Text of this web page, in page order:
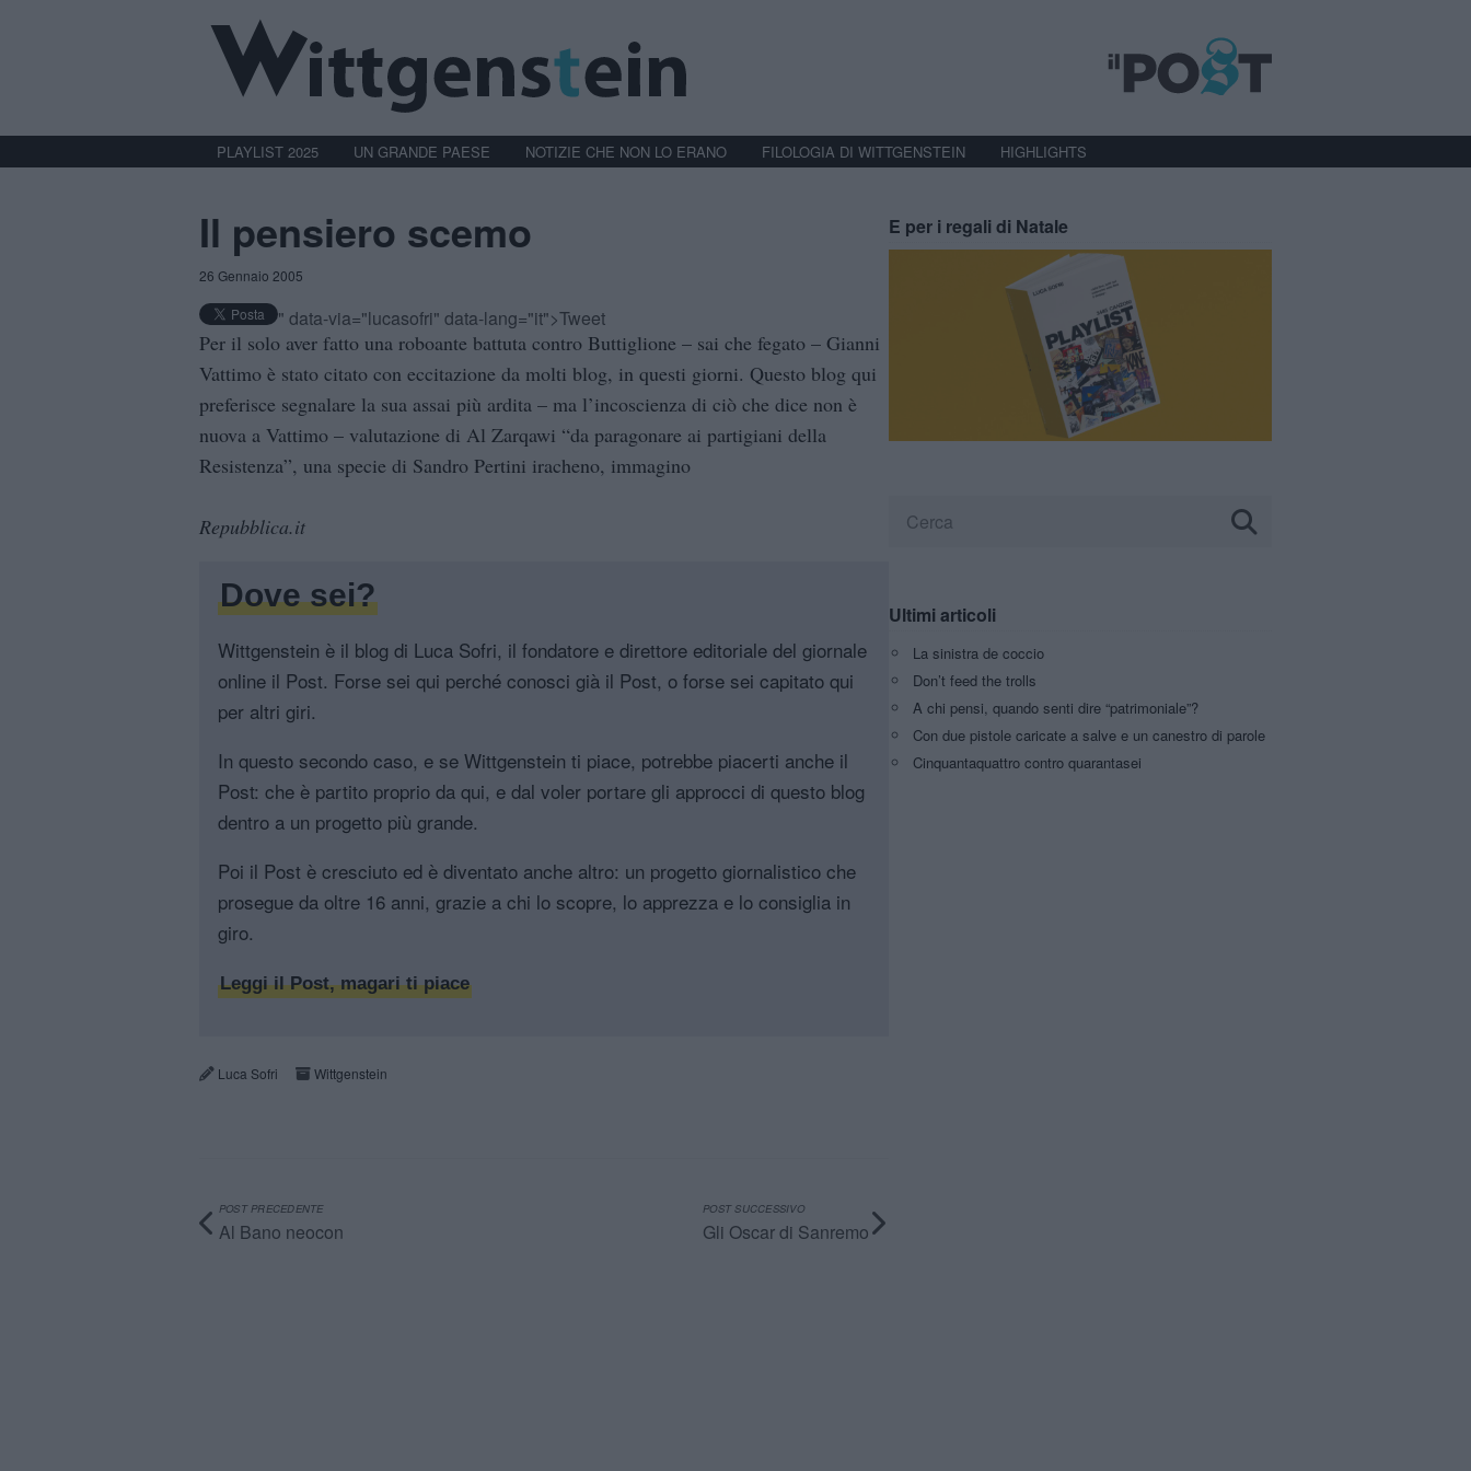
PLAYLIST 2025 UN GRANDE PAESE NOTIZIE CHE NON LO ERANO FILOLOGIA DI WITTGENSTEIN HIGHLIGHTS
Il pensiero scemo
26 Gennaio 2005
" data-via="lucasofri" data-lang="it">Tweet
Per il solo aver fatto una roboante battuta contro Buttiglione – sai che fegato – Gianni
Vattimo è stato citato con eccitazione da molti blog, in questi giorni. Questo blog qui
preferisce segnalare la sua assai più ardita – ma l’incoscienza di ciò che dice non è
nuova a Vattimo – valutazione di Al Zarqawi “da paragonare ai partigiani della
Resistenza”, una specie di Sandro Pertini iracheno, immagino
Repubblica.it
Dove sei?
Wittgenstein è il blog di Luca Sofri, il fondatore e direttore editoriale del giornale
online il Post. Forse sei qui perché conosci già il Post, o forse sei capitato qui
per altri giri.
In questo secondo caso, e se Wittgenstein ti piace, potrebbe piacerti anche il
Post: che è partito proprio da qui, e dal voler portare gli approcci di questo blog
dentro a un progetto più grande.
Poi il Post è cresciuto ed è diventato anche altro: un progetto giornalistico che
prosegue da oltre 16 anni, grazie a chi lo scopre, lo apprezza e lo consiglia in
giro.
Leggi il Post, magari ti piace
Luca Sofri Wittgenstein
POST PRECEDENTE
Al Bano neocon
POST SUCCESSIVO
Gli Oscar di Sanremo
E per i regali di Natale
Ultimi articoli
La sinistra de coccio
Don’t feed the trolls
A chi pensi, quando senti dire “patrimoniale”?
Con due pistole caricate a salve e un canestro di parole
Cinquantaquattro contro quarantasei